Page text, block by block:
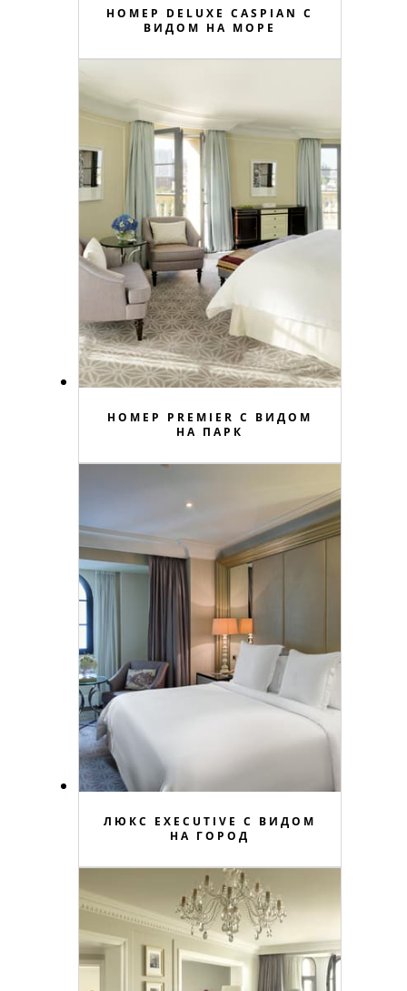
НОМЕР DELUXE CASPIAN С
ВИДОМ НА МОРЕ
НОМЕР PREMIER С ВИДОМ
НА ПАРК
ЛЮКС EXECUTIVE С ВИДОМ
НА ГОРОД